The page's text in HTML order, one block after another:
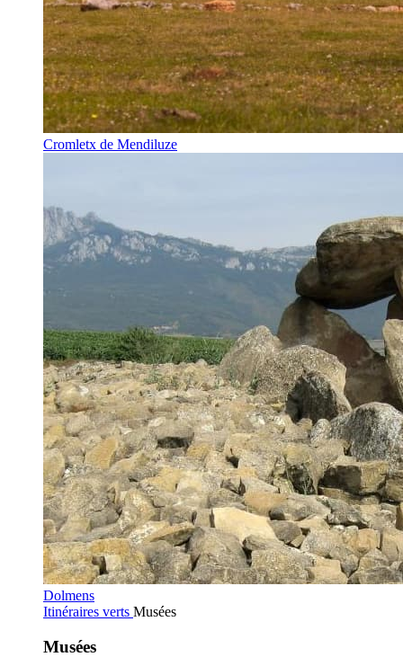
Cromletx de Mendiluze
Dolmens
Itinéraires verts Musées
Musées